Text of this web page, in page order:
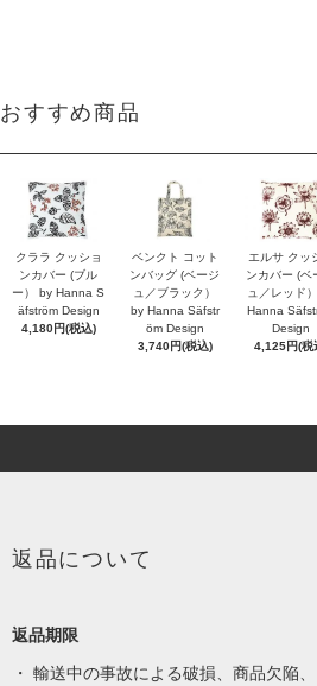
おすすめ商品
クララ クッショ
ンカバー (ブル
ー） by Hanna S
äfström Design
4,180円(税込)
ベンクト コット
ンバッグ (ベージ
ュ／ブラック）
by Hanna Säfstr
öm Design
3,740円(税込)
エルサ クッ
ンカバー (ベ
ュ／レッド
Hanna
Design
4,125円(税
返品について
返品期限
・ 輸送中の事故による破損、商品欠陥